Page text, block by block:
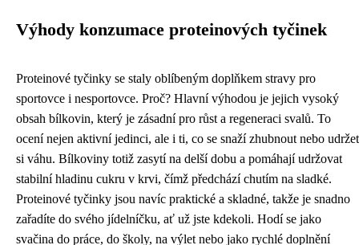
Výhody konzumace proteinových tyčinek
Proteinové tyčinky se staly oblíbeným doplňkem stravy pro
sportovce i nesportovce. Proč? Hlavní výhodou je jejich vysoký
obsah bílkovin, který je zásadní pro růst a regeneraci svalů. To
ocení nejen aktivní jedinci, ale i ti, co se snaží zhubnout nebo udržet
si váhu. Bílkoviny totiž zasytí na delší dobu a pomáhají udržovat
stabilní hladinu cukru v krvi, čímž předchází chutím na sladké.
Proteinové tyčinky jsou navíc praktické a skladné, takže je snadno
zařadíte do svého jídelníčku, ať už jste kdekoli. Hodí se jako
svačina do práce, do školy, na výlet nebo jako rychlé doplnění